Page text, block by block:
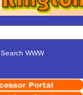
Search WWW